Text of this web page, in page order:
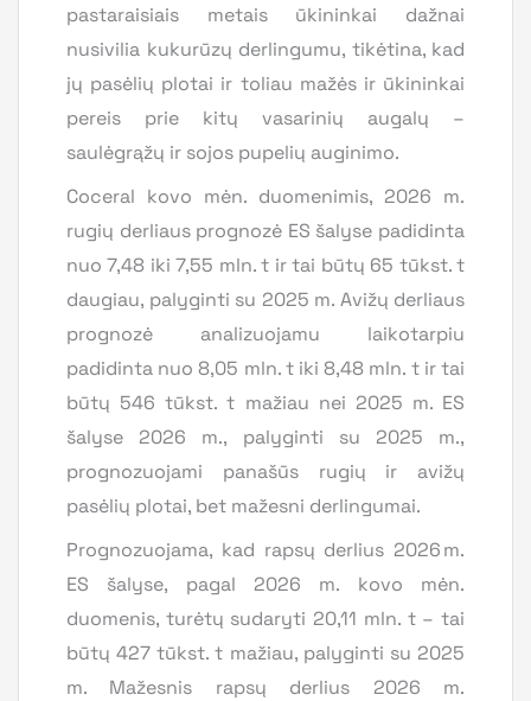
pastaraisiais metais ūkininkai dažnai
nusivilia kukurūzų derlingumu, tikėtina, kad
jų pasėlių plotai ir toliau mažės ir ūkininkai
pereis prie kitų vasarinių augalų –
saulėgrąžų ir sojos pupelių auginimo.
Coceral kovo mėn. duomenimis, 2026 m.
rugių derliaus prognozė ES šalyse padidinta
nuo 7,48 iki 7,55 mln. t ir tai būtų 65 tūkst. t
daugiau, palyginti su 2025 m. Avižų derliaus
prognozė analizuojamu laikotarpiu
padidinta nuo 8,05 mln. t iki 8,48 mln. t ir tai
būtų 546 tūkst. t mažiau nei 2025 m. ES
šalyse 2026 m., palyginti su 2025 m.,
prognozuojami panašūs rugių ir avižų
pasėlių plotai, bet mažesni derlingumai.
Prognozuojama, kad rapsų derlius 2026 m.
ES šalyse, pagal 2026 m. kovo mėn.
duomenis, turėtų sudaryti 20,11 mln. t – tai
būtų 427 tūkst. t mažiau, palyginti su 2025
m. Mažesnis rapsų derlius 2026 m.